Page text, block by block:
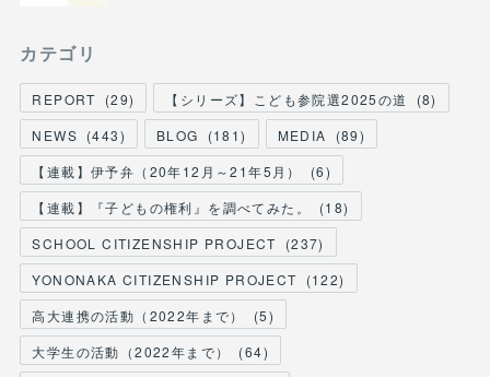
カテゴリ
REPORT (29) 【シリーズ】こども参院選2025の道 (8)
NEWS (443) BLOG (181) MEDIA (89)
【連載】伊予弁（20年12月～21年5月）
(6)
【連載】『子どもの権利』を調べてみた。
(18)
SCHOOL CITIZENSHIP PROJECT
(237)
YONONAKA CITIZENSHIP PROJECT
(122)
高大連携の活動（2022年まで）
(5)
大学生の活動（2022年まで）
(64)